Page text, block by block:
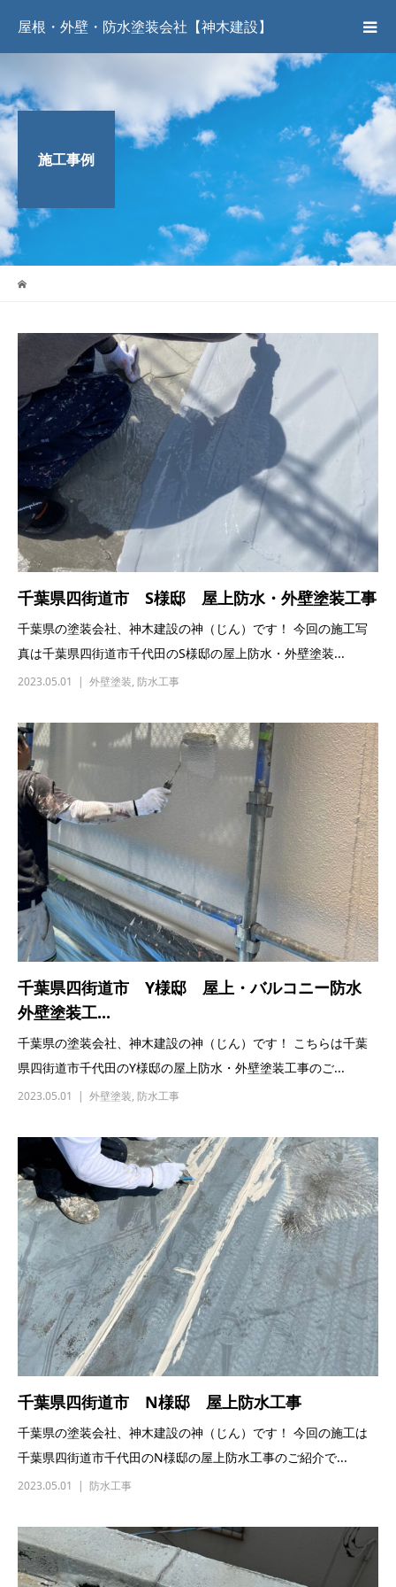
屋根・外壁・防水塗装会社【神木建設】
施工事例
千葉県四街道市 S様邸 屋上防水・外壁塗装工事
千葉県の塗装会社、神木建設の神（じん）です！ 今回の施工写
真は千葉県四街道市千代田のS様邸の屋上防水・外壁塗装...
2023.05.01 外壁塗装, 防水工事
千葉県四街道市 Y様邸 屋上・バルコニー防水
外壁塗装工...
千葉県の塗装会社、神木建設の神（じん）です！ こちらは千葉
県四街道市千代田のY様邸の屋上防水・外壁塗装工事のご...
2023.05.01 外壁塗装, 防水工事
千葉県四街道市 N様邸 屋上防水工事
千葉県の塗装会社、神木建設の神（じん）です！ 今回の施工は
千葉県四街道市千代田のN様邸の屋上防水工事のご紹介で...
2023.05.01 防水工事